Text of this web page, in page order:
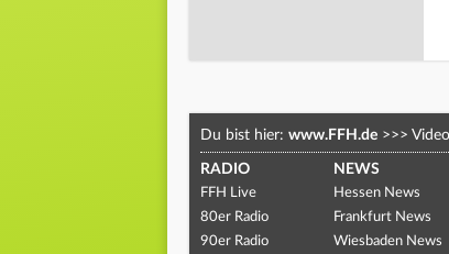
Du bist hier: www.FFH.de >>> Video
RADIO
FFH Live
80er Radio
90er Radio
NEWS
Hessen News
Frankfurt News
Wiesbaden News